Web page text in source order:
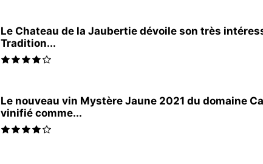
Le Chateau de la Jaubertie dévoile son très
Tradition...
Le nouveau vin Mystère Jaune 2021 du domaine
vinifié comme...